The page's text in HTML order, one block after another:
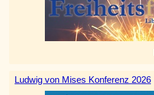
Ludwig von Mises Konferenz 2026